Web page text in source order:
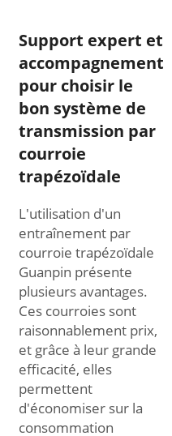
Support expert et
accompagnement
pour choisir le
bon système de
transmission par
courroie
trapézoïdale
L'utilisation d'un
entraînement par
courroie trapézoïdale
Guanpin présente
plusieurs avantages.
Ces courroies sont
raisonnablement prix,
et grâce à leur grande
efficacité, elles
permettent
d'économiser sur la
consommation